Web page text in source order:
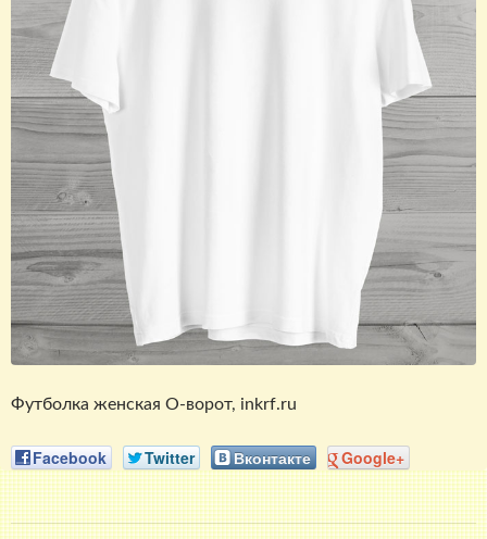
Футболка женская O-ворот, inkrf.ru
Facebook Twitter Вконтакте Google+